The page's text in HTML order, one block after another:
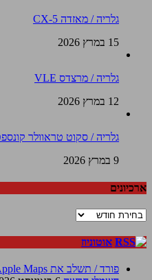
גלריה / מאזדה CX-5
15 במרץ 2026
גלריה / מרצדס VLE
12 במרץ 2026
גלריה / סקוט טראוולר
9 במרץ 2026
ארכיונים
ארכיונים
אוטוניוז